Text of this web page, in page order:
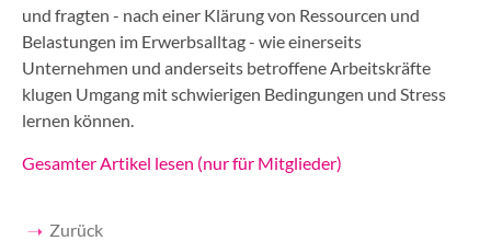
und fragten - nach einer Klärung von Ressourcen und
Belastungen im Erwerbsalltag - wie einerseits
Unternehmen und anderseits betroffene Arbeitskräfte
klugen Umgang mit schwierigen Bedingungen und Stress
lernen können.
Gesamter Artikel lesen (nur für Mitglieder)
Zurück